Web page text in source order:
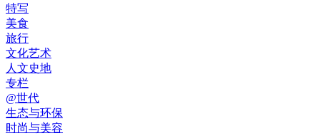
特写
美食
旅行
文化艺术
人文史地
专栏
@世代
生态与环保
时尚与美容